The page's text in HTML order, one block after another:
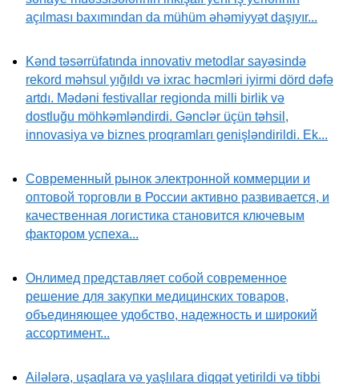
açılması baxımından da mühüm əhəmiyyət daşıyır...
Kənd təsərrüfatında innovativ metodlar sayəsində
rekord məhsul yığıldı və ixrac həcmləri iyirmi dörd dəfə
artdı. Mədəni festivallar regionda milli birlik və
dostluğu möhkəmləndirdi. Gənclər üçün təhsil,
innovasiya və biznes proqramları genişləndirildi. Ek...
Современный рынок электронной коммерции и
оптовой торговли в России активно развивается, и
качественная логистика становится ключевым
фактором успеха...
Онлимед представляет собой современное
решение для закупки медицинских товаров,
объединяющее удобство, надежность и широкий
ассортимент...
Ailələrə, uşaqlara və yaşlılara diqqət yetirildi və tibbi